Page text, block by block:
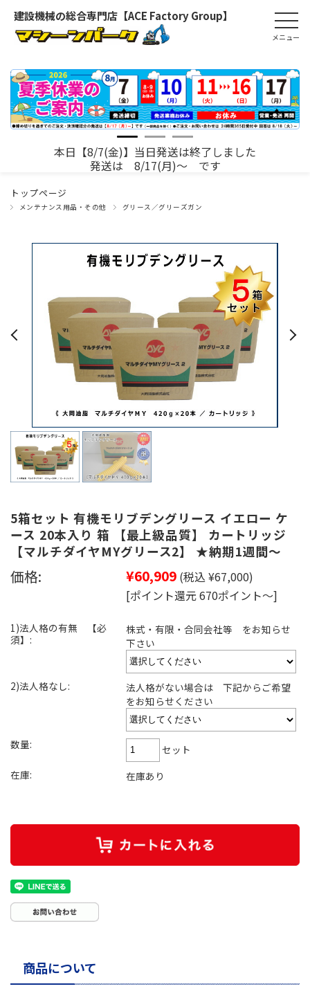
建設機械の総合専門店【ACE Factory Group】
本日【8/7(金)】当日発送は終了しました
発送は 8/17(月)～ です
トップページ
メンテナンス用品・その他 グリース／グリーズガン
5箱セット 有機モリブデングリース イエロー ケ
ース 20本入り 箱 【最上級品質】 カートリッジ
【マルチダイヤMYグリース2】 ★納期1週間～
価格: ¥60,909 (税込 ¥67,000)
[ポイント還元 670ポイント～]
1)法人格の有無 【必
須】:
株式・有限・合同会社等 をお知らせ
下さい
2)法人格なし:
法人格がない場合は 下記からご希望
をお知らせください
数量:
セット
在庫:
在庫あり
商品について